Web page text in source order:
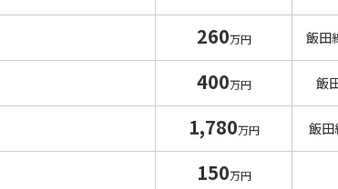
260万円 飯
400万円 飯
1,780万円 飯
150万円